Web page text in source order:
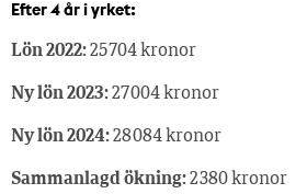
Efter 4 år i yrket:
Lön 2022:25 704 kronor
Ny lön 2023:27 004 kronor
Ny lön 2024:28 084 kronor
Sammanlagd ökning:2 380 kronor